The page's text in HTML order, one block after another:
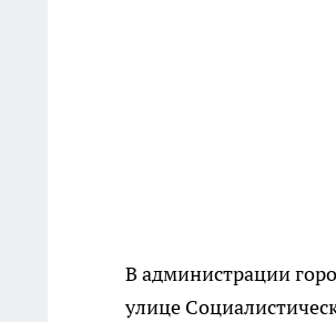
В администрации
улице